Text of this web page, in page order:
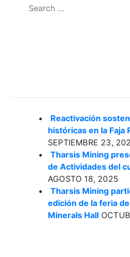
Reactivación
históricas en la Faja
SEPTIEMBRE 23,
Tharsis Mining
de Actividades del
AGOSTO 18, 2025
Tharsis Mining
edición de la feria
Minerals Hall